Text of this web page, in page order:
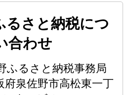
さと納税につ
合わせ
るさと納税事務局
泉佐野市高松東一丁